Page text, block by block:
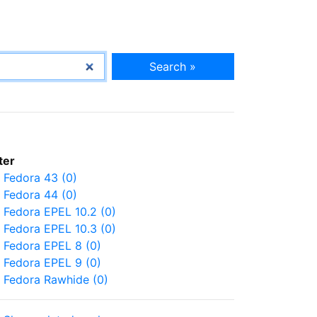
Search »
Fedora 43 (0)
Fedora 44 (0)
Fedora EPEL 10.2 (0)
Fedora EPEL 10.3 (0)
Fedora EPEL 8 (0)
Fedora EPEL 9 (0)
Fedora Rawhide (0)